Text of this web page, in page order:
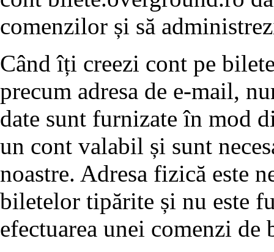
comenzilor și să
Când îți creezi cont pe
precum adresa de e-mail,
date sunt furnizate în mod
un cont valabil și sunt
noastre. Adresa fizică este
biletelor tipărite și nu este
efectuarea unei comenzi